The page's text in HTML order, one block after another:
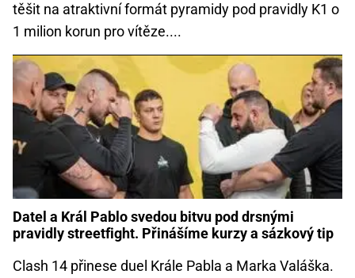
těšit na atraktivní formát pyramidy pod pravidly K1 o
1 milion korun pro vítěze....
Datel a Král Pablo svedou bitvu pod drsnými
pravidly streetfight. Přinášíme kurzy a sázkový tip
Clash 14 přinese duel Krále Pabla a Marka Valáška.